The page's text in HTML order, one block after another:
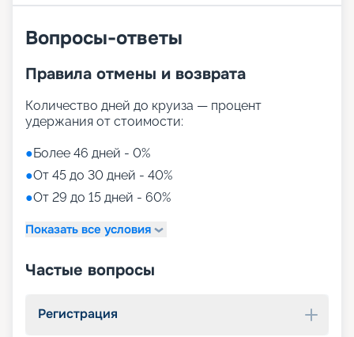
Вопросы-ответы
Правила отмены и возврата
Количество дней до круиза — процент
удержания от стоимости:
●Более 46 дней - 0%
●От 45 до 30 дней - 40%
●От 29 до 15 дней - 60%
Показать все условия
Частые вопросы
Регистрация